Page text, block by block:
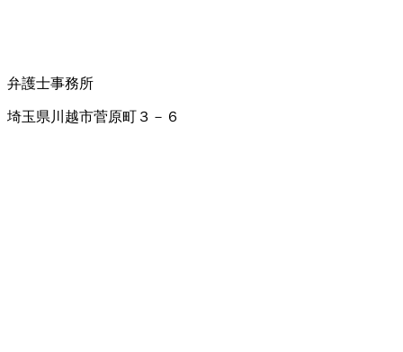
弁護士事務所
埼玉県川越市菅原町３－６